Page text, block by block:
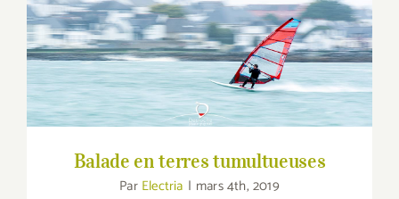
Balade en terres tumultueuses
Balade en terres tumultueuses
Par Electria | mars 4th, 2019